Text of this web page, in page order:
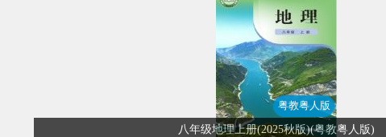
粤教粤人版
八年级地理上册(2025秋版)(粤教粤人版)